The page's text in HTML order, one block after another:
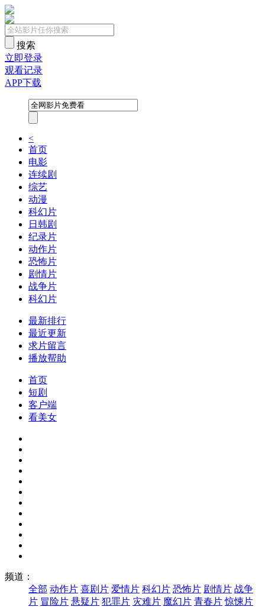
搜索
立即登录
观看记录
APP下载
<
首页
电影
连续剧
综艺
动漫
科幻片
日韩剧
纪录片
动作片
恐怖片
剧情片
战争片
科幻片
最新排行
最近更新
求片留言
播放帮助
首页
短剧
客户端
看美女
频道：
全部 动作片 喜剧片 爱情片 科幻片 恐怖片 剧情片 战争
片 冒险片 悬疑片 犯罪片 灾难片 魔幻片 青春片 惊悚片